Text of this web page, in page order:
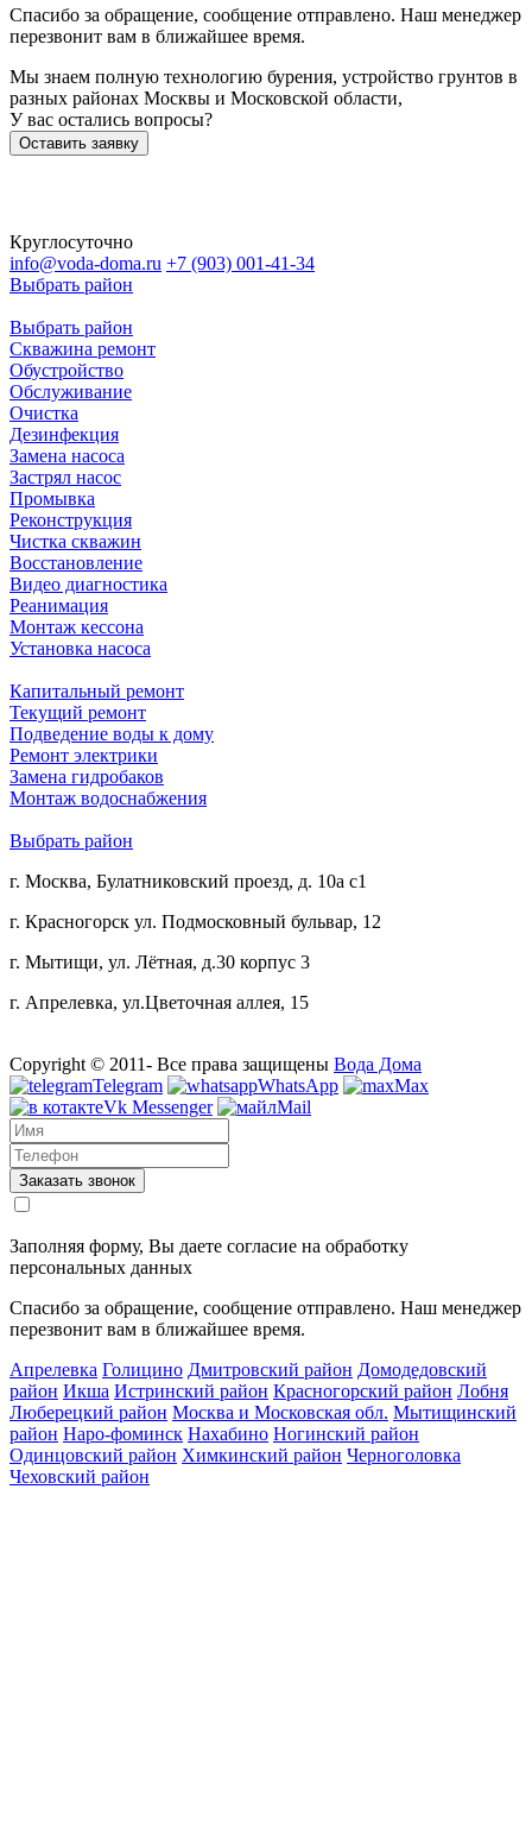
Спасибо за обращение, сообщение отправлено. Наш менеджер
перезвонит вам в ближайшее время.
Мы знаем полную технологию бурения, устройство грунтов в
разных районах Москвы и Московской области,
У вас остались вопросы?
Оставить заявку
Круглосуточно
info@voda-doma.ru +7 (903) 001-41-34
Выбрать район
Выбрать район
Скважина ремонт
Обустройство
Обслуживание
Очистка
Дезинфекция
Замена насоса
Застрял насос
Промывка
Реконструкция
Чистка скважин
Восстановление
Видео диагностика
Реанимация
Монтаж кессона
Установка насоса
Капитальный ремонт
Текущий ремонт
Подведение воды к дому
Ремонт электрики
Замена гидробаков
Монтаж водоснабжения
Выбрать район
г. Москва, Булатниковский проезд, д. 10а с1
г. Красногорск ул. Подмосковный бульвар, 12
г. Мытищи, ул. Лётная, д.30 корпус 3
г. Апрелевка, ул.Цветочная аллея, 15
Copyright © 2011- Все права защищены Вода Дома
Telegram
WhatsApp
Max
Vk Messenger
Mail
Заказать звонок
Заполняя форму, Вы даете согласие на обработку
персональных данных
Спасибо за обращение, сообщение отправлено. Наш менеджер
перезвонит вам в ближайшее время.
Апрелевка Голицино Дмитровский район Домодедовский
район Икша Истринский район Красногорский район Лобня
Люберецкий район Москва и Московская обл. Мытищинский
район Наро-фоминск Нахабино Ногинский район
Одинцовский район Химкинский район Черноголовка
Чеховский район